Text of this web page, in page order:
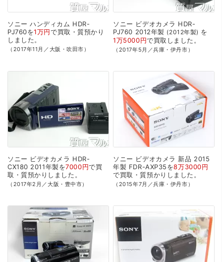
ソニー ハンディカム HDR-
PJ760を1万円で買取・質預かり
しました。
（2017年11月／大阪・吹田市）
ソニー ビデオカメラ HDR-
PJ760 2012年製 2012年製
を
1万5000円で買取 しました。
（2017年5月／兵庫・伊丹市）
ソニー ビデオカメラ HDR-
CX180 2011年製を7000円で買
取・質預かり しました。
（2017年2月／大阪・豊中市）
ソニー ビデオカメラ 新品 2015
年製 FDR-AXP35を8万3000円
で買取・質預かり しました。
（2015年7月／兵庫・伊丹市）